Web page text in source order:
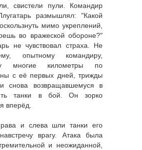
свистели пули. Командир
размышлял: "Какой
мимо укреплений,
во вражеской обороне?"
не чувствовал страха. Не
опытному командиру,
многие километры по
с её первых дней, трижды
снова возвращавшемуся в
танки в бой. Он зорко
вперёд.
и слева шли танки его
врагу. Атака была
и неожиданной,